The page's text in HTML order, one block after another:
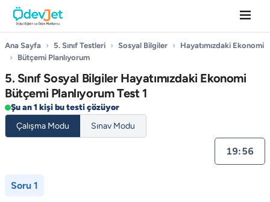
Ana Sayfa › 5. Sınıf Testleri › Sosyal Bilgiler ›
Hayatımızdaki Ekonomi
›
Bütçemi Planlıyorum
5. Sınıf Sosyal Bilgiler Hayatımızdaki Ekonomi
Bütçemi Planlıyorum Test 1
Şu an 1 kişi bu testi çözüyor
Çalışma Modu
Sınav Modu
19:55
Soru 1